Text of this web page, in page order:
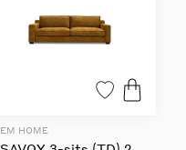
EM HOME